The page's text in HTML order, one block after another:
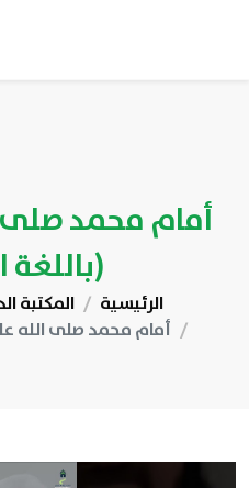
أمام محمد صلى
(باللغة
الرئيسية المكتبة
أمام محمد صلى الله